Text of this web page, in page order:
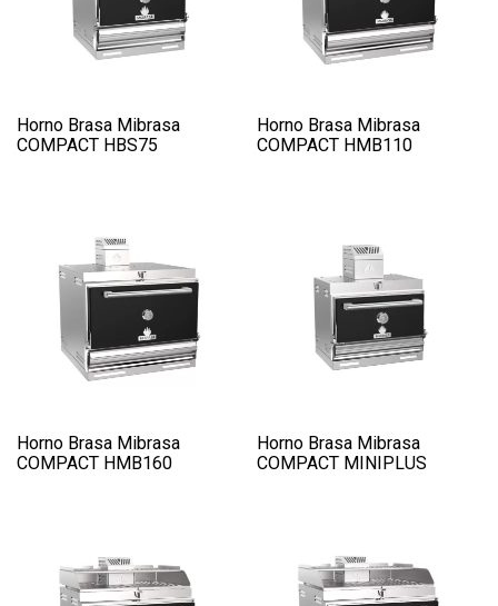
Horno Brasa Mibrasa
COMPACT HBS75
Horno Brasa Mibrasa
COMPACT HMB110
Horno Brasa Mibrasa
COMPACT HMB160
Horno Brasa Mibrasa
COMPACT MINIPLUS